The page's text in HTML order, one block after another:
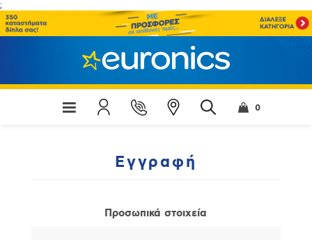
;
0
Εγγραφή
Προσωπικά στοιχεία